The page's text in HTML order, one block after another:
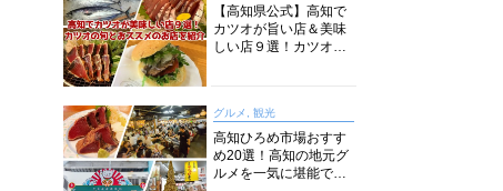
【高知県公式】高知で
カツオが旨い店＆美味
しい店９選！カツオの
グルメ, 観光
高知ひろめ市場おすす
め20選！高知の地元グ
ルメを一気に堪能でき